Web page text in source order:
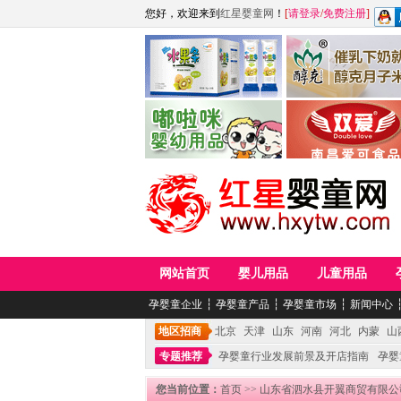
您好，欢迎来到 红星婴童网 ！ [请登录/免费注册]
江西麦嘟嘟食品有限公司
青岛嘟啦咪婴幼儿用品公司
江西醇之客月子米
网站首页 婴儿用品 儿童用品
孕婴童企业 ┆ 孕婴童产品 ┆ 孕婴童市场 ┆ 新闻中心
地区招商 北京 天津 山东 河南 河北 内蒙
山
专题推荐
孕婴童行业发展前景及开店指南 孕
您当前位置： 首页 >> 山东省泗水县开翼商贸有限